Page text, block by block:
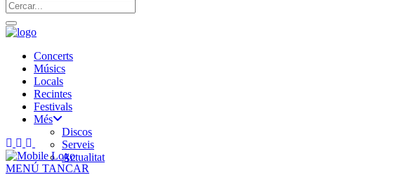
Concerts
Músics
Locals
Recintes
Festivals
Més
Discos
Serveis
Actualitat
MENÚ TANCAR